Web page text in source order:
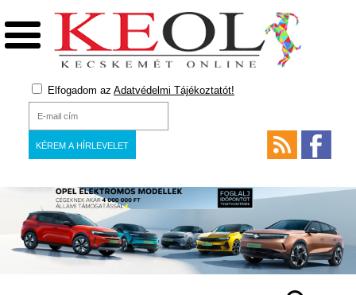
Elfogadom az Adatvédelmi Tájékoztatót!